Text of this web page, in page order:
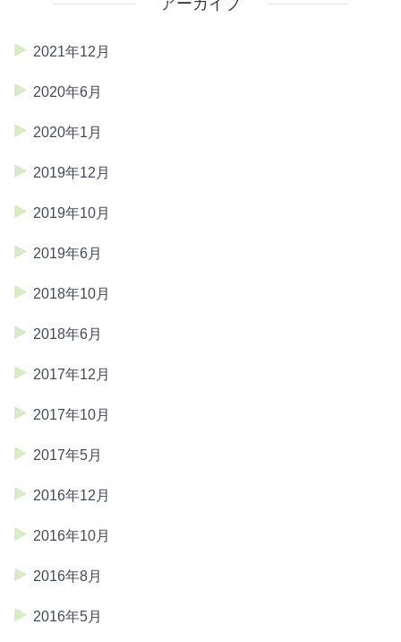
アーカイブ
2021年12月
2020年6月
2020年1月
2019年12月
2019年10月
2019年6月
2018年10月
2018年6月
2017年12月
2017年10月
2017年5月
2016年12月
2016年10月
2016年8月
2016年5月